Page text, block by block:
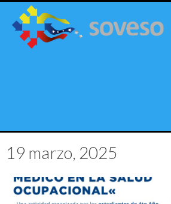
19 marzo, 2025